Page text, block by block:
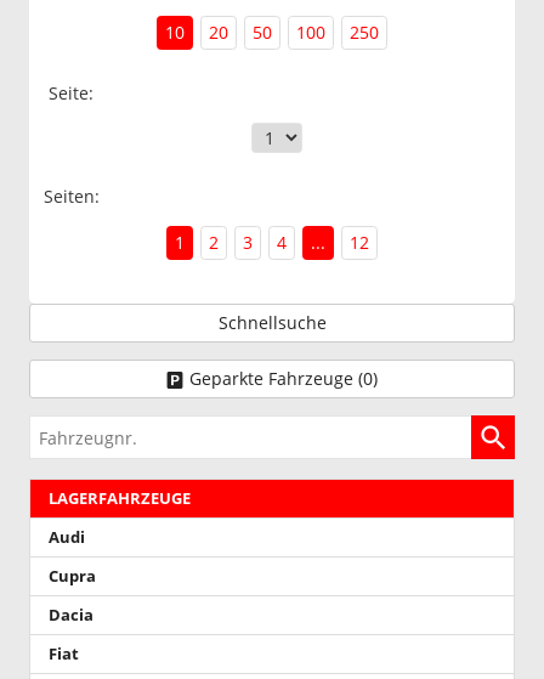
10
20 50 100 250
Seite:
Seiten:
1
2 3 4 ... 12
Schnellsuche
Geparkte Fahrzeuge (0)
Fahrzeugnr.
LAGERFAHRZEUGE
Audi
Cupra
Dacia
Fiat